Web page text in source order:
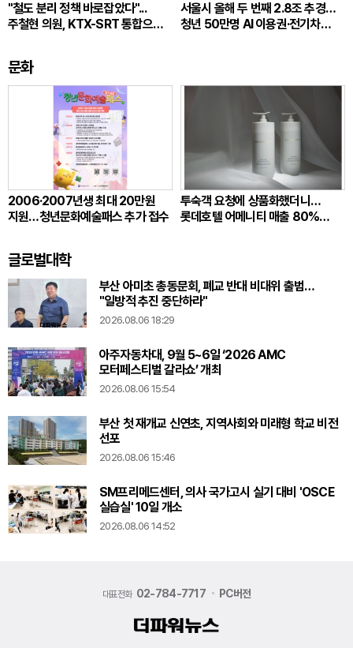
"철도 분리 정책 바로잡았다"...
주철현 의원, KTX-SRT 통합으로
서울시 올해 두 번째 2.8조 추경…
청년 50만명 AI 이용권·전기차
문화
2006·2007년생 최대 20만원
지원…청년문화예술패스 추가 접수
투숙객 요청에 상품화했더니…
롯데호텔 어메니티 매출 80%
글로벌대학
부산 아미초 총동문회, 폐교 반대 비대위 출범…
"일방적 추진 중단하라"
2026.08.06 18:29
아주자동차대, 9월 5~6일 ‘2026 AMC
모터페스티벌 갈라쇼’ 개최
2026.08.06 15:54
부산 첫 재개교 신연초, 지역사회와 미래형 학교 비전
선포
2026.08.06 15:46
SM프리메드센터, 의사 국가고시 실기 대비 'OSCE
실습실' 10일 개소
2026.08.06 14:52
대표전화 02-784-7717 PC버전